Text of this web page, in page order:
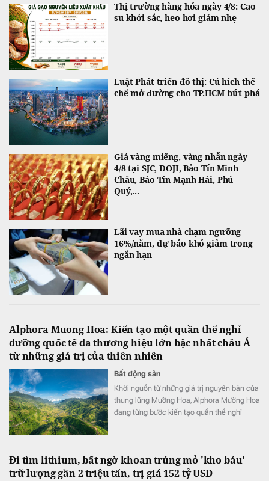
Thị trường hàng hóa ngày 4/8: Cao
su khởi sắc, heo hơi giảm nhẹ
Luật Phát triển đô thị: Cú hích thể
chế mở đường cho TP.HCM bứt phá
Giá vàng miếng, vàng nhẫn ngày
4/8 tại SJC, DOJI, Bảo Tín Minh
Châu, Bảo Tín Mạnh Hải, Phú
Quý,...
Lãi vay mua nhà chạm ngưỡng
16%/năm, dự báo khó giảm trong
ngắn hạn
Alphora Muong Hoa: Kiến tạo một quần thể nghỉ
dưỡng quốc tế đa thương hiệu lớn bậc nhất châu Á
từ những giá trị của thiên nhiên
Bất động sản
Khởi nguồn từ những giá trị nguyên bản của
thung lũng Mường Hoa, Alphora Mường Hoa
đang từng bước kiến tạo quần thể nghỉ
quốc tế cùng hệ sinh thái thiên nhiên và
văn hóa được gìn giữ và phát huy bền vững.
Đi tìm lithium, bất ngờ khoan trúng mỏ 'kho báu'
trữ lượng gần 2 triệu tấn, trị giá 152 tỷ USD